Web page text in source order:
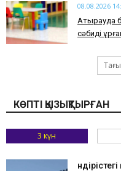
08.08.2026
Атырауда
сәбиді
КӨПТІ ҚЫЗЫҚТЫРҒАН
3 күн